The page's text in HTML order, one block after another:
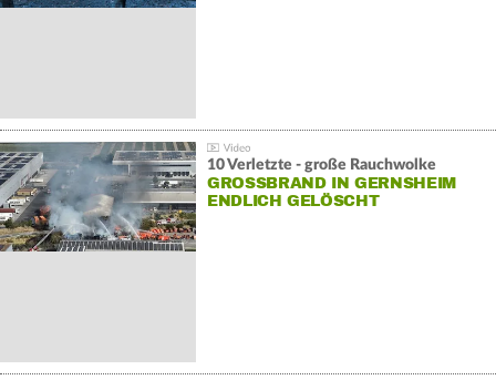
10 Verletzte - große Rauchwolke
GROSSBRAND IN GERNSHEIM E
NDLICH GELÖSCHT